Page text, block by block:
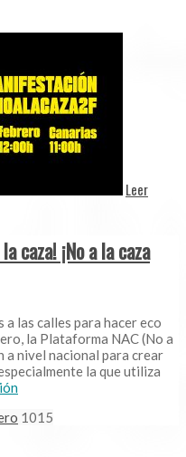
Leer
caza! ¡No a la caza
a las calles para hacer eco
la Plataforma NAC (No a
a nivel nacional para crear
la que utiliza
1015